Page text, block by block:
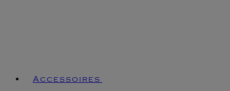
Accessoires